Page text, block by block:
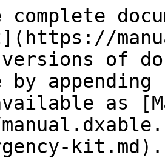
versions of
as
kit.md).